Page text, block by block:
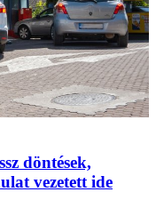
döntések,
vezetett ide